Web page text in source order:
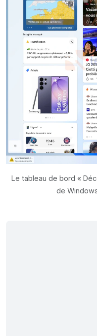
Le tableau de bord «
de